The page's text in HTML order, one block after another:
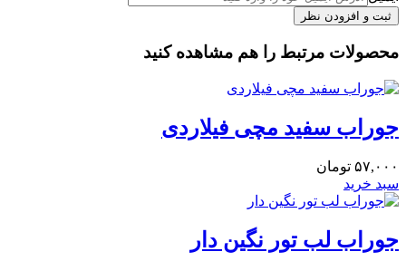
محصولات مرتبط را هم مشاهده کنید
جوراب سفید مچی فیلاردی
۵۷,۰۰۰ تومان
سبد خرید
جوراب لب تور نگین دار